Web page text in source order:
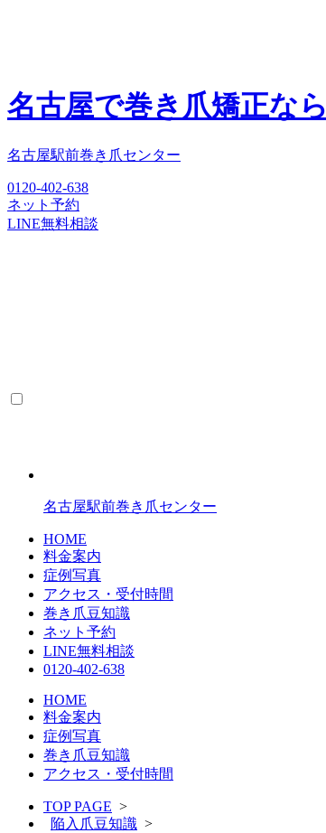
名古屋で巻き爪矯正なら
名古屋駅前巻き爪センター
0120-402-638
ネット予約
LINE無料相談
名古屋駅前巻き爪センター
HOME
料金案内
症例写真
アクセス・受付時間
巻き爪豆知識
ネット予約
LINE無料相談
0120-402-638
HOME
料金案内
症例写真
巻き爪豆知識
アクセス・受付時間
TOP PAGE >
陥入爪豆知識 >